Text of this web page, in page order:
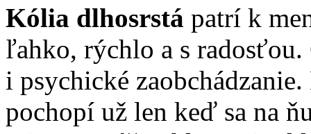
Kólia dlhosrstá patrí k
ľahko, rýchlo a s radosťou.
i psychické
pochopí už len keď sa na